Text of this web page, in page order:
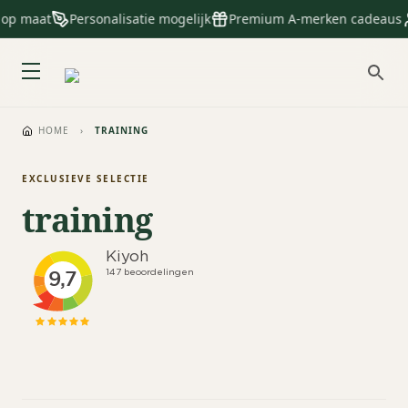
maat Personalisatie mogelijk Premium A-merken cadeaus
HOME › TRAINING
EXCLUSIEVE SELECTIE
training